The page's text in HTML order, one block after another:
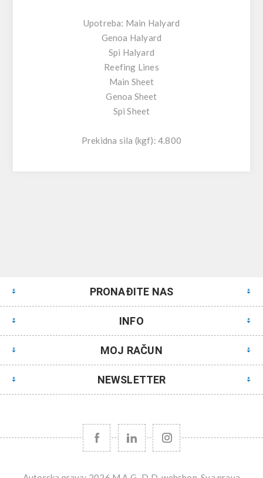
Upotreba: Main Halyard
Genoa Halyard
Spi Halyard
Reefing Lines
Main Sheet
Genoa Sheet
Spi Sheet
Prekidna sila (kgf): 4.800
PRONAĐITE NAS
INFO
MOJ RAČUN
NEWSLETTER